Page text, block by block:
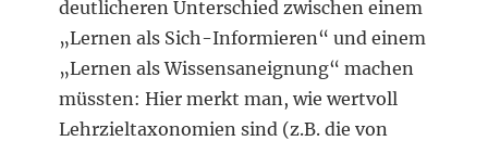
deutlicheren Unterschied zwischen einem
„Lernen als Sich-Informieren“ und einem
„Lernen als Wissensaneignung“ machen
müssten: Hier merkt man, wie wertvoll
Lehrzieltaxonomien sind (z.B. die von